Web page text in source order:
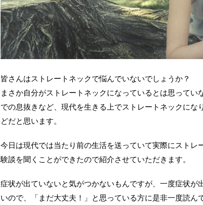
皆さんはストレートネックで悩んでいないでしょうか？
まさか自分がストレートネックになっているとは思ってい
での息抜きなど、現代を生きる上でストレートネックにな
どだと思います。
今日は現代では当たり前の生活を送っていて実際にストレ
験談を聞くことができたので紹介させていただきます。
症状が出ていないと気がつかないもんですが、一度症状が
いので、「まだ大丈夫！」と思っている方に是非一度読ん